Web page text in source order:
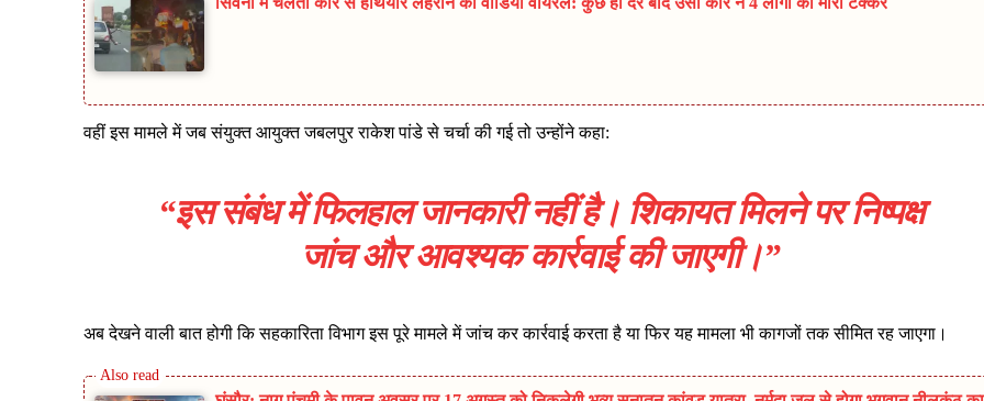
वहीं इस मामले में जब संयुक्त आयुक्त जबलपुर राकेश पांडे से चर्चा की गई तो उन्होंने कहा:
“इस संबंध में फिलहाल जानकारी नहीं है। शिकायत मिलने पर निष्पक्ष
जांच और आवश्यक कार्रवाई की जाएगी।”
अब देखने वाली बात होगी कि सहकारिता विभाग इस पूरे मामले में जांच कर कार्रवाई करता है या फिर यह मामला भी कागजों तक सीमित रह जाएगा।